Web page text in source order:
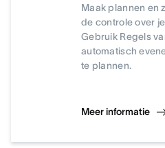
Maak plannen en
de controle over
Gebruik Regels
automatisch
te plannen.
Meer informatie